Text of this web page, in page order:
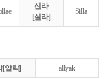
신라
[실라]
Silla
[알략] allyak